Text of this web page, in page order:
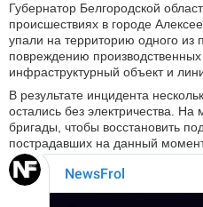
Губернатор Белгородской
происшествиях в городе
упали на территорию одного из
повреждению
инфраструктурный объект и
В результате инцидента
остались без электричества.
бригады, чтобы восстановить
пострадавших на данный